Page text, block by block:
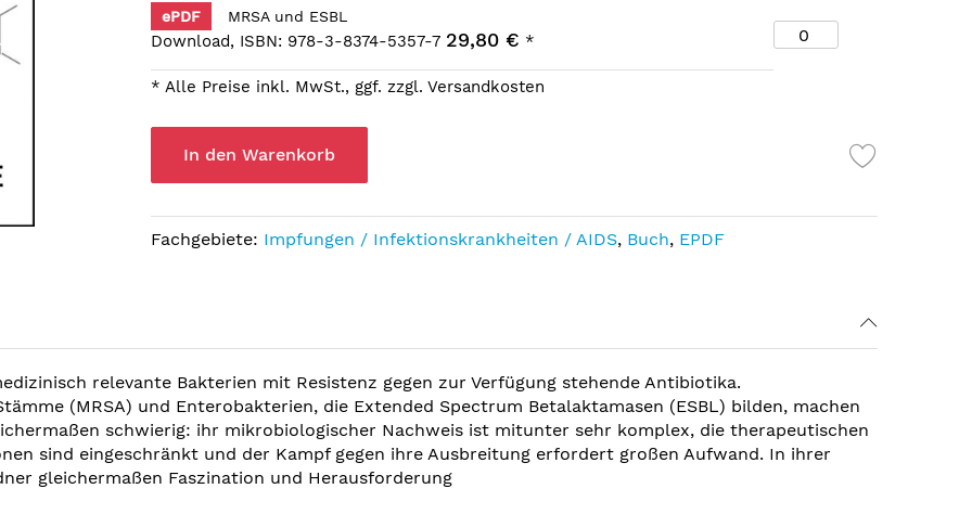
ePDF MRSA und ESBL
Download, ISBN: 978-3-8374-5357-7 29,80 € *
* Alle Preise inkl. MwSt., ggf. zzgl. Versandkosten
In den Warenkorb
Fachgebiete: Impfungen / Infektionskrankheiten / AIDS, Buch, EPDF
relevante Bakterien mit Resistenz gegen zur Verfügung stehende Antibiotika.
(MRSA) und Enterobakterien, die Extended Spectrum Betalaktamasen (ESBL) bilden, machen
schwierig: ihr mikrobiologischer Nachweis ist mitunter sehr komplex, die therapeutischen
sind eingeschränkt und der Kampf gegen ihre Ausbreitung erfordert großen Aufwand. In ihrer
gleichermaßen Faszination und Herausforderung